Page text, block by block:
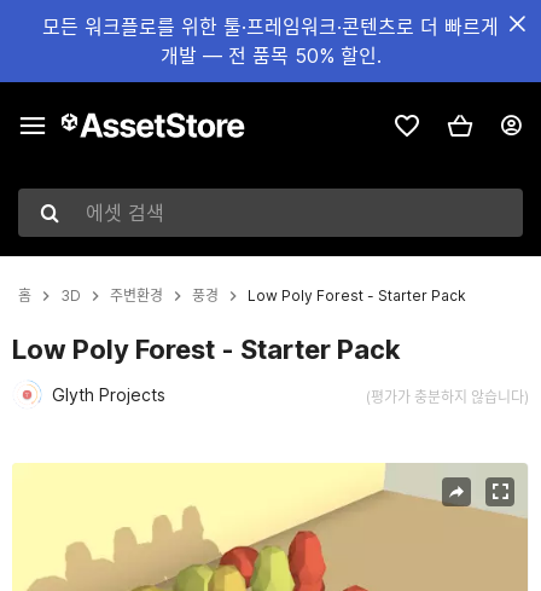
모든 워크플로를 위한 툴·프레임워크·콘텐츠로 더 빠르게
개발 — 전 품목 50% 할인.
에셋 검색
홈 3D 주변환경 풍경 Low Poly Forest - Starter Pack
Low Poly Forest - Starter Pack
Glyth Projects (평가가 충분하지 않습니다)